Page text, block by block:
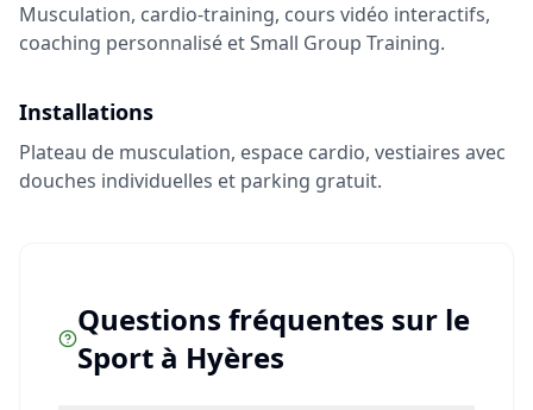
Musculation, cardio-training, cours vidéo interactifs,
coaching personnalisé et Small Group Training.
Installations
Plateau de musculation, espace cardio, vestiaires avec
douches individuelles et parking gratuit.
Questions fréquentes sur le
Sportà Hyères